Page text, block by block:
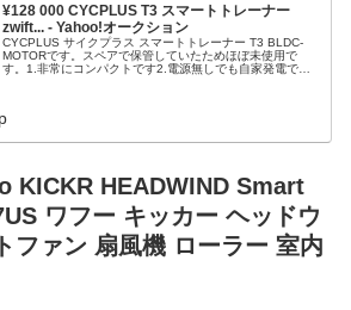
¥128 000 CYCPLUS T3 スマートトレーナー
zwift... - Yahoo!オークション
CYCPLUS サイクプラス スマートトレーナー T3 BLDC-
MOTORです。スペアで保管していたためほぼ未使用で
す。1.非常にコンパクトです2.電源無しでも自家発電で稼
KICKR HEADWIND Smart
ワフー キッカー ヘッドウ
ファン 扇風機 ローラー 室内